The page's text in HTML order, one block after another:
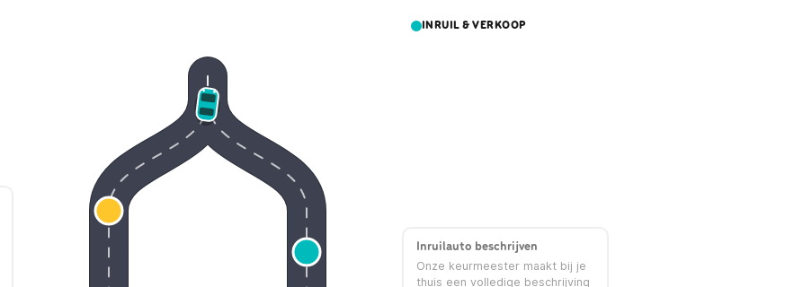
INRUIL & VERKOOP
Inruilauto beschrijven
Onze keurmeester maakt bij je
thuis een volledige beschrijving